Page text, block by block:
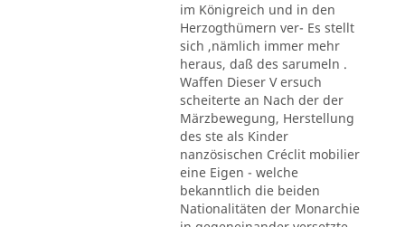
im Königreich und in den
Herzogthümern ver- Es stellt
sich ,nämlich immer mehr
heraus, daß des sarumeln .
Waffen Dieser V ersuch
scheiterte an Nach der der
Märzbewegung, Herstellung
des ste als Kinder
nanzösischen Créclit mobilier
eine Eigen - welche
bekanntlich die beiden
Nationalitäten der Monarchie